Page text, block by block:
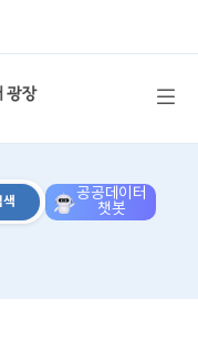
메뉴 열기
색
공공데이터
챗봇